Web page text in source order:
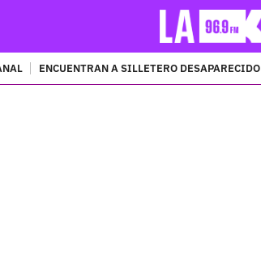
ENCUENTRAN A SILLETERO DESAPARECIDO